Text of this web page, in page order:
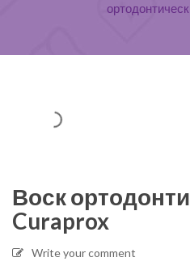
Воск
Curaprox
Write your comment